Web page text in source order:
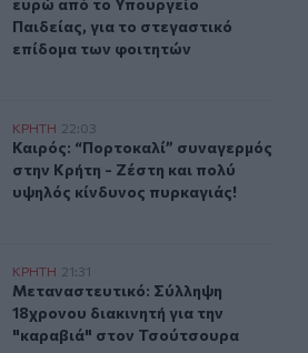
ευρώ από το Υπουργείο
Παιδείας, για το στεγαστικό
επίδομα των φοιτητών
συναγερμός στην Κρήτη - Ζέστη
ΚΡΗΤΗ 22:03
Καιρός: “Πορτοκαλί” συναγερμός
Καιρός: “Πορτοκαλί” συναγερμός
στην Κρήτη - Ζέστη και πολύ
υψηλός κίνδυνος πυρκαγιάς!
18χρονου διακινητή για
ΚΡΗΤΗ 21:31
Μεταναστευτικό: Σύλληψη
Μεταναστευτικό: Σύλληψη
18χρονου διακινητή για την
"καραβιά" στον Τσούτσουρα